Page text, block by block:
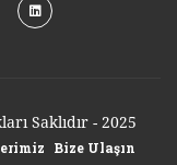
Saklıdır - 2025
Bize Ulaşın